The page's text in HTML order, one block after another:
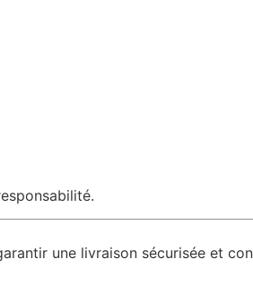
une livraison sécurisée et